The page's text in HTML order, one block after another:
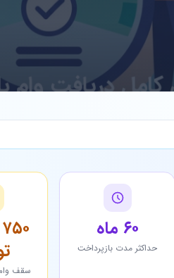
۶۰ ماه
حداکثر مدت بازپرداخت
سقف